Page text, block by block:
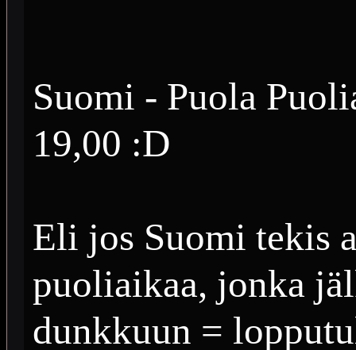
Suomi - Puola
19,00 :D
Eli jos Suomi tekis
puoliaikaa, jonka
dunkkuun =